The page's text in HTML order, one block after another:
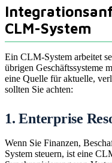
CLM-System
Ein CLM-System arbeitet
übrigen Geschäftssysteme
eine Quelle für aktuelle,
sollten Sie achten:
1. Enterprise
Wenn Sie Finanzen,
System steuern, ist eine